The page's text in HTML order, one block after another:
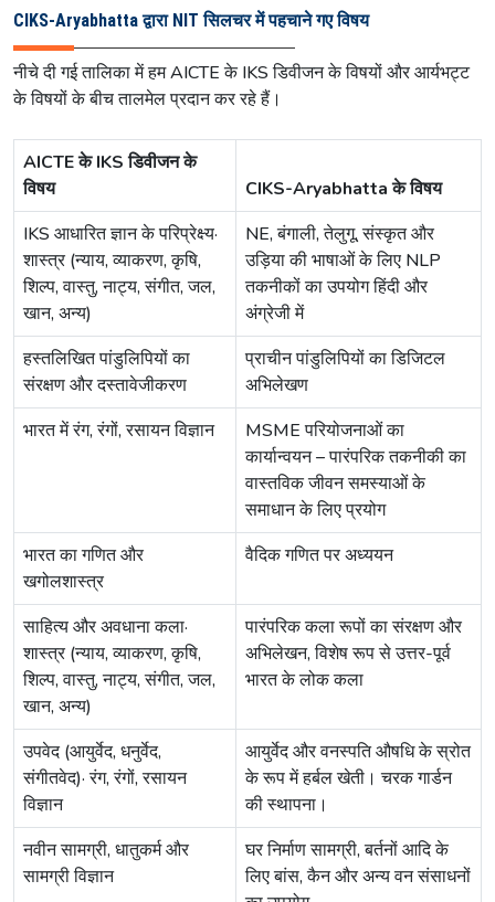
CIKS-Aryabhatta द्वारा NIT सिलचर में पहचाने गए विषय
नीचे दी गई तालिका में हम AICTE के IKS डिवीजन के विषयों और आर्यभट्ट
के विषयों के बीच तालमेल प्रदान कर रहे हैं।
AICTE के IKS डिवीजन के
विषय
CIKS-Aryabhatta के विषय
IKS आधारित ज्ञान के परिप्रेक्ष्य·
शास्त्र (न्याय, व्याकरण, कृषि,
शिल्प, वास्तु, नाट्य, संगीत, जल,
खान, अन्य)
NE, बंगाली, तेलुगू, संस्कृत और
उड़िया की भाषाओं के लिए NLP
तकनीकों का उपयोग हिंदी और
अंग्रेजी में
हस्तलिखित पांडुलिपियों का
संरक्षण और दस्तावेजीकरण
प्राचीन पांडुलिपियों का डिजिटल
अभिलेखण
भारत में रंग, रंगों, रसायन विज्ञान
MSME परियोजनाओं का
कार्यान्वयन – पारंपरिक तकनीकी का
वास्तविक जीवन समस्याओं के
समाधान के लिए प्रयोग
भारत का गणित और
खगोलशास्त्र
वैदिक गणित पर अध्ययन
साहित्य और अवधाना कला·
शास्त्र (न्याय, व्याकरण, कृषि,
शिल्प, वास्तु, नाट्य, संगीत, जल,
खान, अन्य)
पारंपरिक कला रूपों का संरक्षण और
अभिलेखन, विशेष रूप से उत्तर-पूर्व
भारत के लोक कला
उपवेद (आयुर्वेद, धनुर्वेद,
संगीतवेद)· रंग, रंगों, रसायन
विज्ञान
आयुर्वेद और वनस्पति औषधि के स्रोत
के रूप में हर्बल खेती। चरक गार्डन
की स्थापना।
नवीन सामग्री, धातुकर्म और
सामग्री विज्ञान
घर निर्माण सामग्री, बर्तनों आदि के
लिए बांस, कैन और अन्य वन संसाधनों